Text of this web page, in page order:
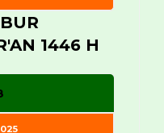
1446 H